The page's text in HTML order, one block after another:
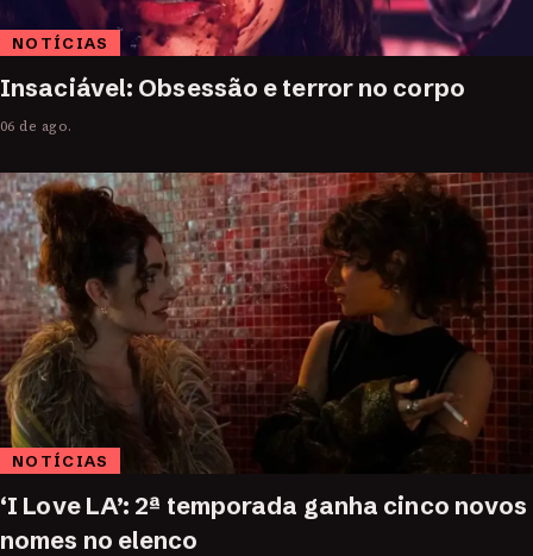
NOTÍCIAS
Insaciável: Obsessão e terror no corpo
06 de ago.
NOTÍCIAS
‘I Love LA’: 2ª temporada ganha cinco novos
nomes no elenco